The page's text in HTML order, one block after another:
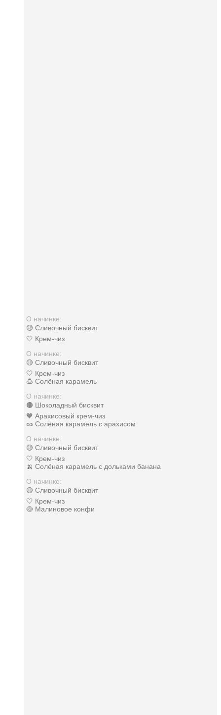
О начинке:
🟡 Сливочный бисквит
🤍 Крем-чиз
О начинке:
🟡 Сливочный бисквит
🤍 Крем-чиз
🍮 Солёная карамель
О начинке:
🟤 Шоколадный бисквит
🧡 Арахисовый крем-чиз
🥜 Солёная карамель с арахисом
О начинке:
🟡 Сливочный бисквит
🤍 Крем-чиз
🍌 Солёная карамель с дольками банана
О начинке:
🟡 Сливочный бисквит
🤍 Крем-чиз
🍥 Малиновое конфи